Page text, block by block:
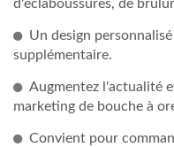
d'éclaboussures, de
Un design
supplémentaire.
Augmentez l'actualité
marketing de bouche à
Convient pour